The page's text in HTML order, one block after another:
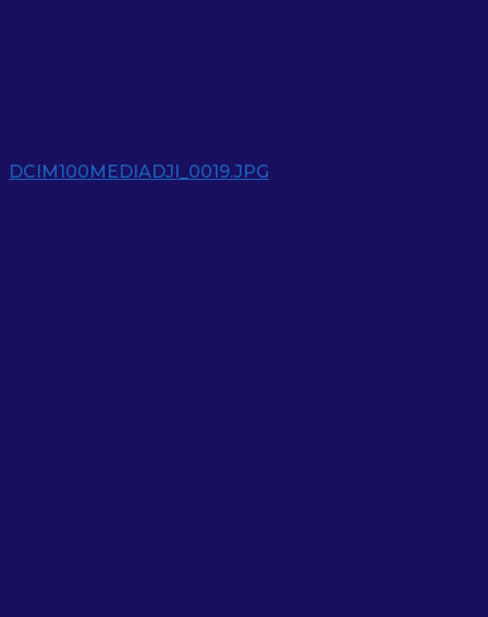
DCIM100MEDIADJI_0019.JPG